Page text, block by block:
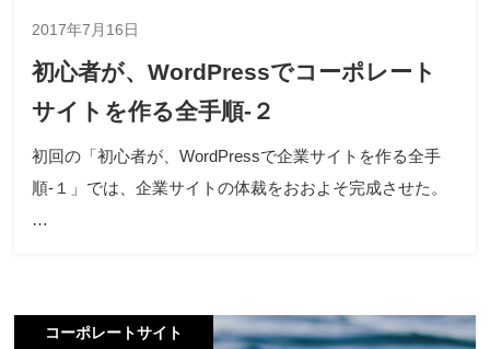
2017年7月16日
初心者が、WordPressでコーポレート
サイトを作る全手順-２
初回の「初心者が、WordPressで企業サイトを作る全手
順-１」では、企業サイトの体裁をおおよそ完成させた。
…
コーポレートサイト